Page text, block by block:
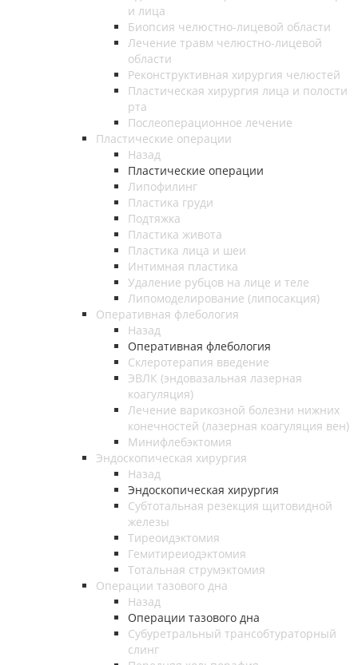
и лица
Биопсия челюстно-лицевой области
Лечение травм челюстно-лицевой
области
Реконструктивная хирургия челюстей
Пластическая хирургия лица и полости
рта
Послеоперационное лечение
Пластические операции
Назад
Пластические операции
Липофилинг
Пластика груди
Подтяжка
Пластика живота
Пластика лица и шеи
Интимная пластика
Удаление рубцов на лице и теле
Липомоделирование (липосакция)
Оперативная флебология
Назад
Оперативная флебология
Склеротерапия введение
ЭВЛК (эндовазальная лазерная
коагуляция)
Лечение варикозной болезни нижних
конечностей (лазерная коагуляция вен)
Минифлебэктомия
Эндоскопическая хирургия
Назад
Эндоскопическая хирургия
Субтотальная резекция щитовидной
железы
Тиреоидэктомия
Гемитиреиодэктомия
Тотальная струмэктомия
Операции тазового дна
Назад
Операции тазового дна
Субуретральный трансобтураторный
слинг